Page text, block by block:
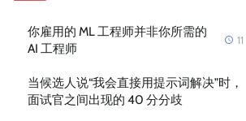
你雇用的 ML 工程师并非你所需的
AI 工程师
11
当候选人说“我会直接用提示词解决”时，
面试官之间出现的 40 分分歧